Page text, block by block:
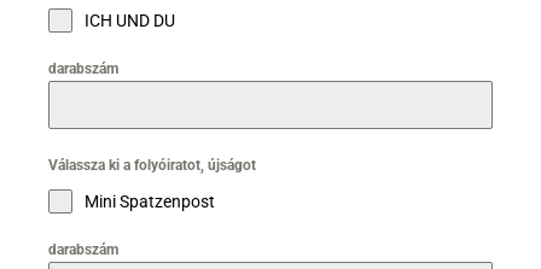
ICH UND DU
darabszám
Válassza ki a folyóiratot, újságot
Mini Spatzenpost
darabszám